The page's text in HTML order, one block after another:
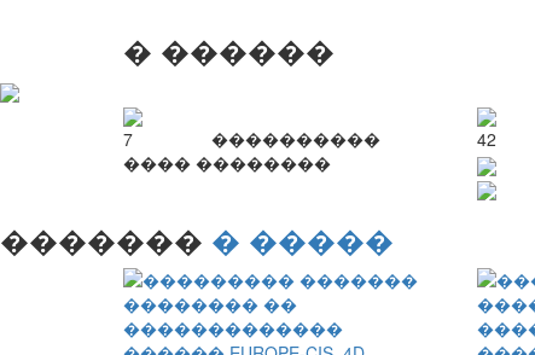
� ������
7 ���������� 42
���� ��������
������� � �����